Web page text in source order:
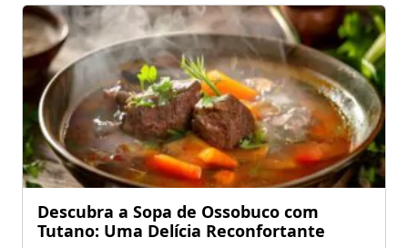
Descubra a Sopa de Ossobuco com
Tutano: Uma Delícia Reconfortante